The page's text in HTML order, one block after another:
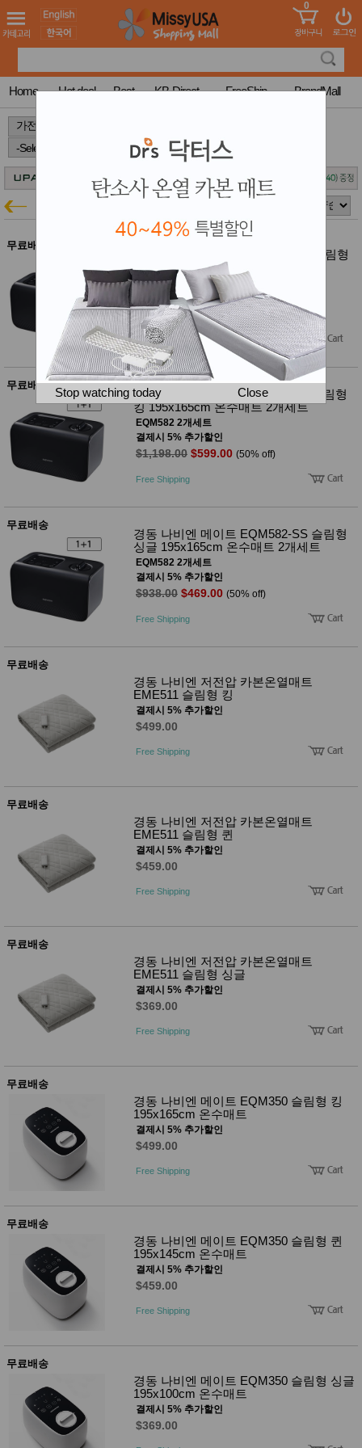
도 어린이
청소년
컬러링
북
한국학
습지
미국학
습지
고
국
고국배
송
건 홍삼전
드
조제품
기능성
Diet/여
스킨케
메이크
헤어케
어/염색
어/향수
남성화
품
전 주방가
계절/생
활가전
명품식
보관용
기
주방소
품
즉석가
공식품
면류
양념/소
스/가루
농산품
놀이방
매트
드(칠
판)
조형물
유아 이
유식
아기띠/
외출용
성장발
용품
어른내
유/아동
가방/지
패션/잡
세탁세
일상 돋
보기
침구용
생활/욕
실/청소
용품
WALL
DECO
Pet
Supplies
공연/행
MissyShop
Login
0
Home Hot deal Best KB-Direct FreeShip BrandMall
Stop watching today Close
무료배송
경동 나비엔 메이트 EQM582-QS 슬림형
퀸 195x165cm 온수매트 2개세트
EQM582 2개세트
결제시 5% 추가할인
$1,118.00$559.00 (50% off)
Free Shipping
무료배송
경동 나비엔 메이트 EQM582-KS 슬림형
킹 195x165cm 온수매트 2개세트
EQM582 2개세트
결제시 5% 추가할인
$1,198.00 $599.00 (50% off)
Free Shipping
무료배송
경동 나비엔 메이트 EQM582-SS 슬림형
싱글 195x165cm 온수매트 2개세트
EQM582 2개세트
결제시 5% 추가할인
$938.00 $469.00 (50% off)
Free Shipping
무료배송
경동 나비엔 저전압 카본온열매트
EME511 슬림형 킹
결제시 5% 추가할인
$499.00
Free Shipping
무료배송
경동 나비엔 저전압 카본온열매트
EME511 슬림형 퀸
결제시 5% 추가할인
$459.00
Free Shipping
무료배송
경동 나비엔 저전압 카본온열매트
EME511 슬림형 싱글
결제시 5% 추가할인
$369.00
Free Shipping
무료배송
경동 나비엔 메이트 EQM350 슬림형 킹
195x165cm 온수매트
결제시 5% 추가할인
$499.00
Free Shipping
무료배송
경동 나비엔 메이트 EQM350 슬림형 퀸
195x145cm 온수매트
결제시 5% 추가할인
$459.00
Free Shipping
무료배송
경동 나비엔 메이트 EQM350 슬림형 싱글
195x100cm 온수매트
결제시 5% 추가할인
$369.00